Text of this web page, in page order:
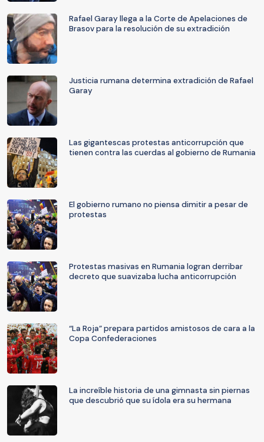
Rafael Garay llega a la Corte de Apelaciones de
Brasov para la resolución de su extradición
Justicia rumana determina extradición de Rafael
Garay
Las gigantescas protestas anticorrupción que
tienen contra las cuerdas al gobierno de Rumania
El gobierno rumano no piensa dimitir a pesar de
protestas
Protestas masivas en Rumania logran derribar
decreto que suavizaba lucha anticorrupción
“La Roja” prepara partidos amistosos de cara a la
Copa Confederaciones
La increíble historia de una gimnasta sin piernas
que descubrió que su ídola era su hermana